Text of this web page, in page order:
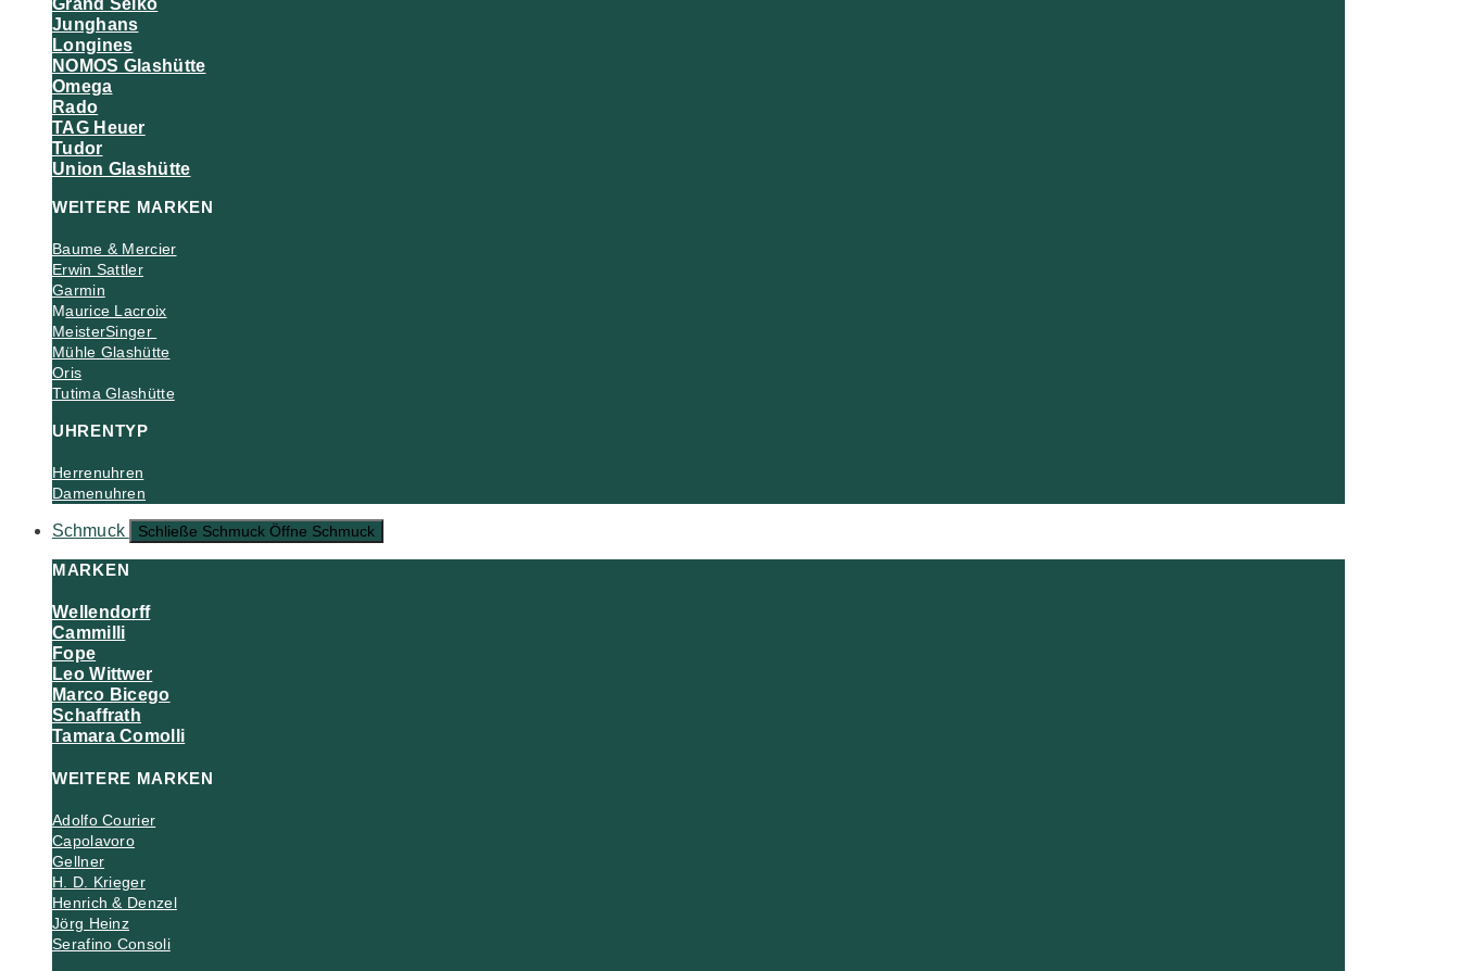
Grand Seiko
Junghans
Longines
NOMOS Glashütte
Omega
Rado
TAG Heuer
Tudor
Union Glashütte
WEITERE MARKEN
Baume & Mercier
Erwin Sattler
Garmin
Maurice Lacroix
MeisterSinger
Mühle Glashütte
Oris
Tutima Glashütte
UHRENTYP
Herrenuhren
Damenuhren
Schmuck Schließe Schmuck Öffne Schmuck
MARKEN
Wellendorff
Cammilli
Fope
Leo Wittwer
Marco Bicego
Schaffrath
Tamara Comolli
WEITERE MARKEN
Adolfo Courier
Capolavoro
Gellner
H. D. Krieger
Henrich & Denzel
Jörg Heinz
Serafino Consoli